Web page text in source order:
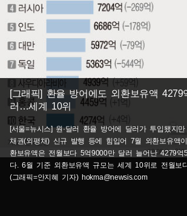
[그래픽] 환율 방어에도 외환보유액 4279
러…세계 10위
[서울=뉴시스] 원·달러 환율 방어에 달러가 투입됐지
채권(외평채) 신규 발행 등에 힘입어 7월 외환보유액
환보유액은 전월보다 5억9000만 달러 늘어난 4279억
다. 6월 기준 외환보유액 규모는 세계 10위로 전월보
(그래픽=안지혜 기자) hokma@newsis.com